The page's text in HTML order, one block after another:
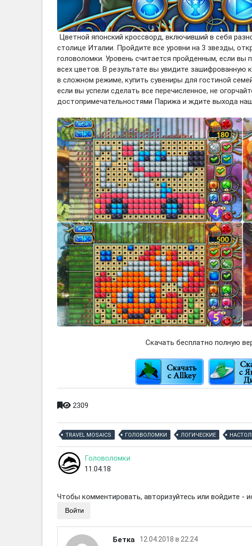
Цветной японский кроссворд, включивший в себя
столице Италии. Пройдите все уровни на 3 звезды,
головоломки. Уровень считается пройденным, если вы
всех цветов. В результате вы увидите
в сложном режиме, купить сувениры для гостиной
если вы успели сделать все перечисленное, не
достопримечательностями Парижа и ждите выхода
Скачать бесплатно полную
2309
TRAVEL MOSAICS ГОЛОВОЛОМКИ ЛОГИЧЕСКИЕ
Головоломки
11.04.18
Чтобы комментировать, авторизуйтесь или войдите -
Войти
Бетка 12.04.2018 в 22:24